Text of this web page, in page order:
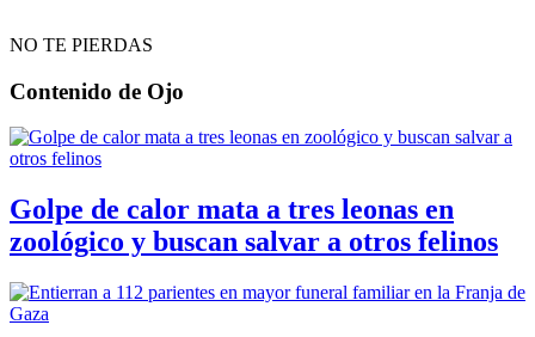
NO TE PIERDAS
Contenido de Ojo
Golpe de calor mata a tres leonas en
zoológico y buscan salvar a otros felinos